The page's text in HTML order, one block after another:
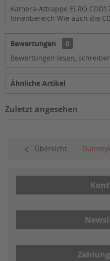
Kamera-Attrappe ELRO
Innenbereich Wie auch die
Bewertungen
0
Bewertungen lesen,
Ähnliche Artikel
Zuletzt angesehen
Übersicht